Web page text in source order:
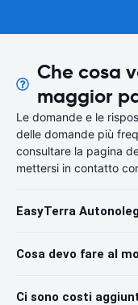
Che cosa
maggior
Le domande e le
delle domande più
consultare la pagina
mettersi in contatto
EasyTerra
Cosa devo fare al
Ci sono costi